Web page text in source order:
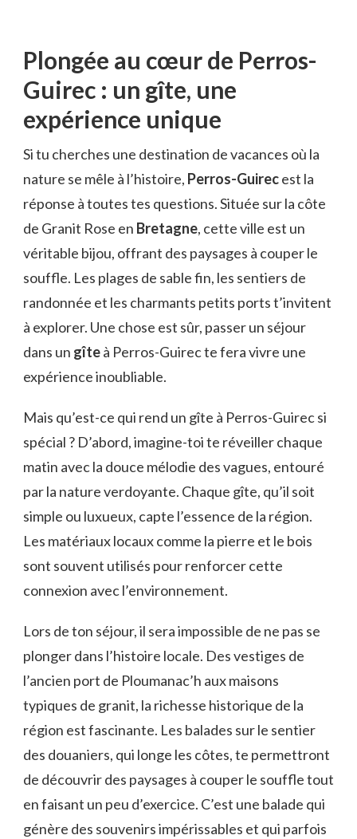
Plongée au cœur de Perros-
Guirec : un gîte, une
expérience unique
Si tu cherches une destination de vacances où la
nature se mêle à l’histoire, Perros-Guirecest la
réponse à toutes tes questions. Située sur la côte
de Granit Rose en Bretagne, cette ville est un
véritable bijou, offrant des paysages à couper le
souffle. Les plages de sable fin, les sentiers de
randonnée et les charmants petits ports t’invitent
à explorer. Une chose est sûr, passer un séjour
dans un gîteà Perros-Guirec te fera vivre une
expérience inoubliable.
Mais qu’est-ce qui rend un gîte à Perros-Guirec si
spécial ? D’abord, imagine-toi te réveiller chaque
matin avec la douce mélodie des vagues, entouré
par la nature verdoyante. Chaque gîte, qu’il soit
simple ou luxueux, capte l’essence de la région.
Les matériaux locaux comme la pierre et le bois
sont souvent utilisés pour renforcer cette
connexion avec l’environnement.
Lors de ton séjour, il sera impossible de ne pas se
plonger dans l’histoire locale. Des vestiges de
l’ancien port de Ploumanac’h aux maisons
typiques de granit, la richesse historique de la
région est fascinante. Les balades sur le sentier
des douaniers, qui longe les côtes, te permettront
de découvrir des paysages à couper le souffle tout
en faisant un peu d’exercice. C’est une balade qui
génère des souvenirs impérissables et qui parfois